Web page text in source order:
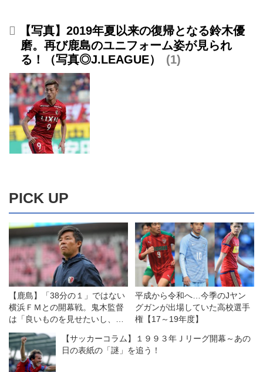
【写真】2019年夏以来の復帰となる鈴木優
磨。再び鹿島のユニフォーム姿が見られ
る！（写真◎J.LEAGUE）
1
PICK UP
【鹿島】「38分の１」ではない
横浜ＦＭとの開幕戦。鬼木監督
は「良いものを見せたいし、決
勝戦のつもりで戦う」
平成から令和へ…今季のJヤン
グガンが出場していた高校選手
権【17～19年度】
【サッカーコラム】１９９３年Ｊリーグ開幕～あの
日の表紙の「謎」を追う！